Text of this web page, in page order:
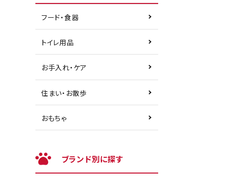
フード・食器
トイレ用品
お手入れ・ケア
住まい・お散歩
おもちゃ
ブランド別に探す